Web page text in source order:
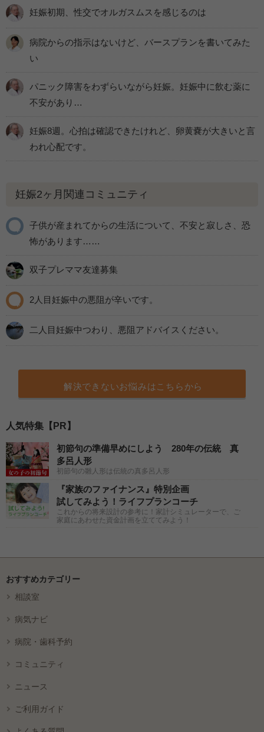
妊娠初期、性交でオルガスムスを感じるのは
病院からの指示はないけど、バースプランを書いてみた
い
パニック障害をわずらいながら妊娠。妊娠中に飲む薬に
不安があり…
妊娠8週。心拍は確認できたけれど、卵黄嚢が大きいと言
われ心配です。
妊娠2ヶ月関連コミュニティ
子供が産まれてからの生活について、不安と寂しさ、恐
怖があります……
双子プレママ友達募集
2人目妊娠中の悪阻が辛いです。
二人目妊娠中つわり、悪阻アドバイスください。
解決できないお悩みはこちらから
人気特集【PR】
初節句の準備早めにしよう 280年の伝統 真
多呂人形
初節句の雛人形は伝統の真多呂人形
『家族のファイナンス』特別企画
試してみよう！ライフプランコーチ
これからの将来設計の参考に！家計シミュレーターで、ご
家庭にあわせた資金計画を立ててみよう！
おすすめカテゴリー
相談室
病気ナビ
病院・歯科予約
コミュニティ
ニュース
ご利用ガイド